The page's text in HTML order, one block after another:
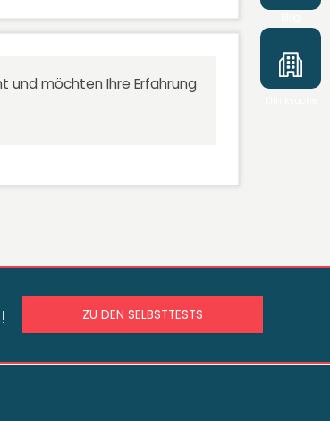
und möchten Ihre Erfahrung
ZU DEN SELBSTTESTS